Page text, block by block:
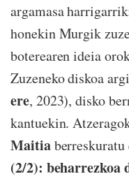
argamasa
honekin Murgik
boterearen ideia
Zuzeneko diskoa
ere, 2023), disko
kantuekin.
Maitiaberreskuratu
(2/2): beharrezkoa